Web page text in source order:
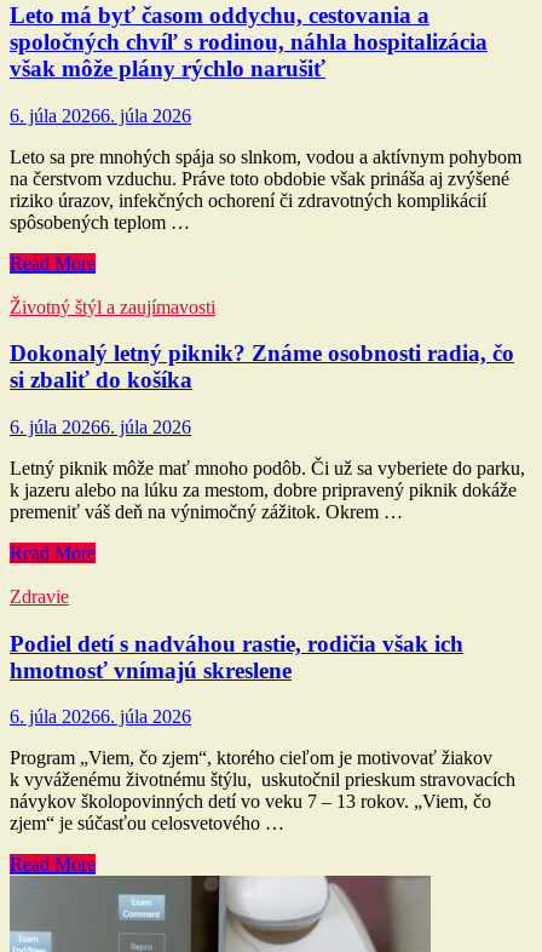
Leto má byť časom oddychu, cestovania a
spoločných chvíľ s rodinou, náhla hospitalizácia
však môže plány rýchlo narušiť
6. júla 20266. júla 2026
Leto sa pre mnohých spája so slnkom, vodou a aktívnym pohybom
na čerstvom vzduchu. Práve toto obdobie však prináša aj zvýšené
riziko úrazov, infekčných ochorení či zdravotných komplikácií
spôsobených teplom …
Read More
Životný štýl a zaujímavosti
Dokonalý letný piknik? Známe osobnosti radia, čo
si zbaliť do košíka
6. júla 20266. júla 2026
Letný piknik môže mať mnoho podôb. Či už sa vyberiete do parku,
k jazeru alebo na lúku za mestom, dobre pripravený piknik dokáže
premeniť váš deň na výnimočný zážitok. Okrem …
Read More
Zdravie
Podiel detí s nadváhou rastie, rodičia však ich
hmotnosť vnímajú skreslene
6. júla 20266. júla 2026
Program „Viem, čo zjem“, ktorého cieľom je motivovať žiakov
k vyváženému životnému štýlu, uskutočnil prieskum stravovacích
návykov školopovinných detí vo veku 7 – 13 rokov. „Viem, čo
zjem“ je súčasťou celosvetového …
Read More